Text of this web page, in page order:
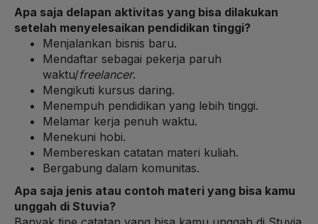
Apa saja delapan aktivitas yang bisa dilakukan
setelah menyelesaikan pendidikan tinggi?
Menjalankan bisnis baru.
Mendaftar sebagai pekerja paruh
waktu/freelancer.
Mengikuti kursus daring.
Menempuh pendidikan yang lebih tinggi.
Melamar kerja penuh waktu.
Menekuni hobi.
Membereskan catatan materi kuliah.
Bergabung dalam komunitas.
Apa saja jenis atau contoh materi yang bisa kamu
unggah di Stuvia?